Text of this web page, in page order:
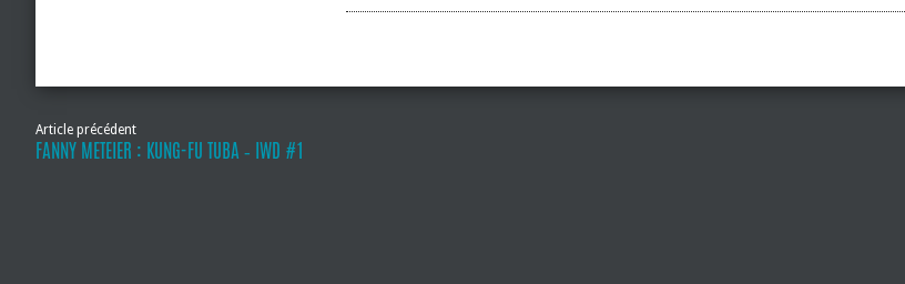
Article précédent
FANNY METEIER : KUNG-FU TUBA ‐ IWD #1